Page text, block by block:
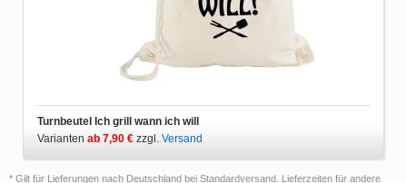
Turnbeutel Ich grill wann ich will
Varianten ab 7,90 € zzgl. Versand
* Gilt für Lieferungen nach Deutschland bei Standardversand. Lieferzeiten für andere